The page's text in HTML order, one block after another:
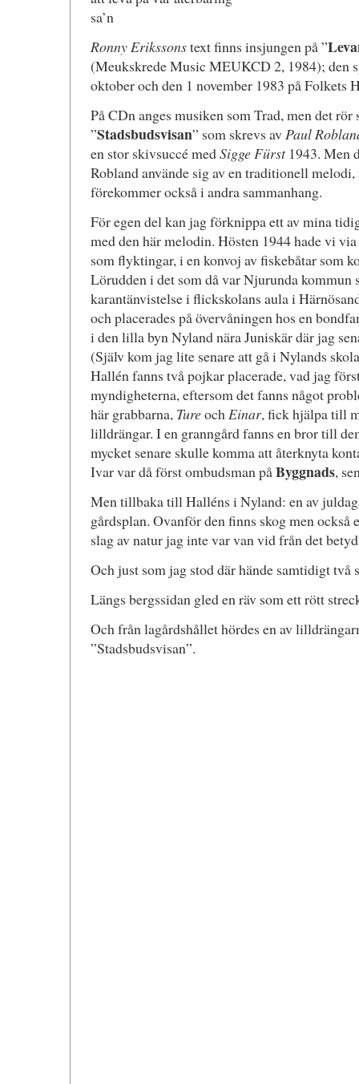
sa’n
Ronny Erikssonstext finns insjungen på ”
(Meukskrede Music MEUKCD 2, 1984); den
oktober och den 1 november 1983 på Folkets
På CDn anges musiken som Trad, men det
”Stadsbudsvisan” som skrevs avPaul
en stor skivsuccé medSigge Fürst1943. Men
Robland använde sig av en traditionell
förekommer också i andra sammanhang.
För egen del kan jag förknippa ett av mina
med den här melodin. Hösten 1944 hade vi
som flyktingar, i en konvoj av fiskebåtar som
Lörudden i det som då var Njurunda kommun
karantänvistelse i flickskolans aula i
och placerades på övervåningen hos en
i den lilla byn Nyland nära Juniskär där jag
(Själv kom jag lite senare att gå i Nylands
Hallén fanns två pojkar placerade, vad jag
myndigheterna, eftersom det fanns något
här grabbarna, TureochEinar, fick hjälpa till
lilldrängar. I en granngård fanns en bror till
mycket senare skulle komma att återknyta
Ivar var då först ombudsman påByggnads,
Men tillbaka till Halléns i Nyland: en av
gårdsplan. Ovanför den finns skog men också
slag av natur jag inte var van vid från det
Och just som jag stod där hände samtidigt två
Längs bergssidan gled en räv som ett rött
Och från lagårdshållet hördes en av
”Stadsbudsvisan”.